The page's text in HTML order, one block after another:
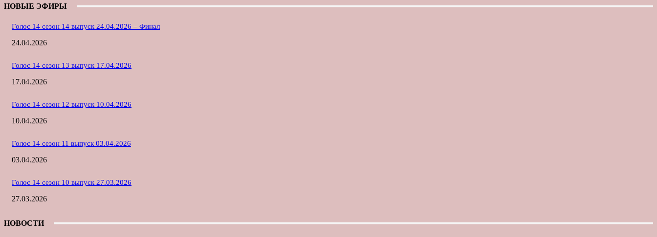
НОВЫЕ ЭФИРЫ
Голос 14 сезон 14 выпуск 24.04.2026 – Финал
24.04.2026
Голос 14 сезон 13 выпуск 17.04.2026
17.04.2026
Голос 14 сезон 12 выпуск 10.04.2026
10.04.2026
Голос 14 сезон 11 выпуск 03.04.2026
03.04.2026
Голос 14 сезон 10 выпуск 27.03.2026
27.03.2026
НОВОСТИ